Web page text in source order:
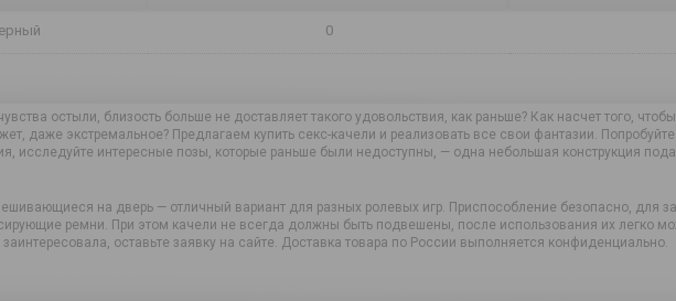
0
остыли, близость больше не доставляет такого удовольствия, как раньше? Как насчет того,
даже экстремальное? Предлагаем купить секс-качели и реализовать все свои фантазии.
исследуйте интересные позы, которые раньше были недоступны, — одна небольшая конструкция
на дверь — отличный вариант для разных ролевых игр. Приспособление безопасно, для
ремни. При этом качели не всегда должны быть подвешены, после использования их легко
оставьте заявку на сайте. Доставка товара по России выполняется конфиденциально.